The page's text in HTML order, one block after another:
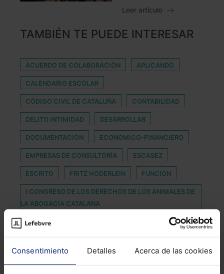
Consentimiento Detalles Acerca de las cookies
Leer artículo
TAMBIÉN TE PUEDE INTERESAR
ACUERDO DE COLABORACIÓN APLICANDO
CALENDARIO ESCOLAR
CÓDIGO CIVIL DE CATALUÑA CONTABILIDAD
DELITO INTIMIDAD DESARROLLAR
DOCUMENTACION ECONOMICO-FINANCIERO
EMPRESAS DE CONSULTORÍA ESCASEZ
ESCRITO FRITZ HODERLEIN FUNCION
I CONGRESO DE LOS DERECHOS DE LOS ANIMALES DE
LA ABOGACÍA CATALANA
LORENZO COTINO MORATORIA DE HIPOTECA
OBSERVATORIO COMUNIDAD DE PROPIETARIOS